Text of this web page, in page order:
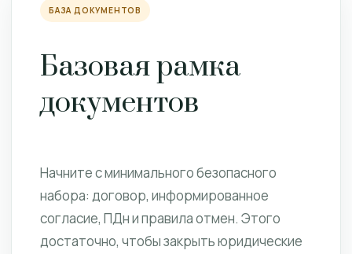
БАЗА ДОКУМЕНТОВ
Базовая рамка
документов
Начните с минимального безопасного
набора: договор, информированное
согласие, ПДн и правила отмен. Этого
достаточно, чтобы закрыть юридические